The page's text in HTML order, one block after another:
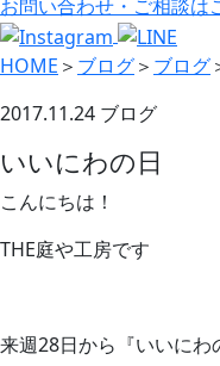
お問い合わせ・ご相談は
HOME ＞ ブログ＞ ブログ
2017.11.24 ブログ
いいにわの日
こんにちは！
THE庭や工房です
来週28日から『いいにわ